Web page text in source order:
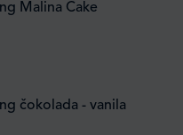
Malina Cake
čokolada - vanila